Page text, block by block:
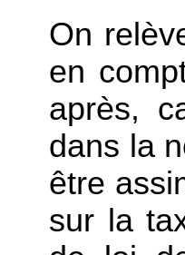
On
en
après,
dans la
être
sur la